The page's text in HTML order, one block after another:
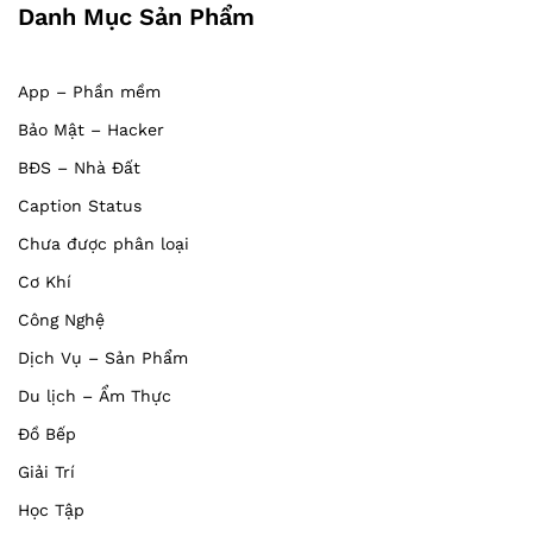
Danh Mục Sản Phẩm
App – Phần mềm
Bảo Mật – Hacker
BĐS – Nhà Đất
Caption Status
Chưa được phân loại
Cơ Khí
Công Nghệ
Dịch Vụ – Sản Phẩm
Du lịch – Ẩm Thực
Đồ Bếp
Giải Trí
Học Tập